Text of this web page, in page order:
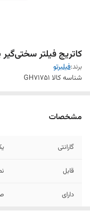
کاتریج فیلتر
برند:فیلبرتو
شناسه کالا GH71751
مشخصات
گارانتی
قابل
دارای